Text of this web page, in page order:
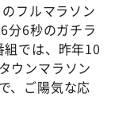
フルマラソン
6秒のガチラ
組では、昨年10
ウンマラソン
、ご陽気な応